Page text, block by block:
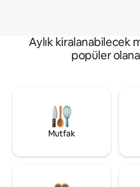
Aylık kiralanabilecek
popüler
Mutfak